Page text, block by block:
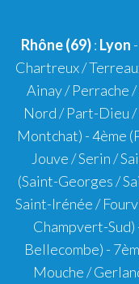
Rhône (69): Lyon -
Chartreux /
Ainay / Perrache
Nord / Part-Dieu /
Montchat) -4ème
Jouve / Serin /
(Saint-Georges /
Saint-Irénée /
Champvert-Sud)
Bellecombe) -
Mouche /